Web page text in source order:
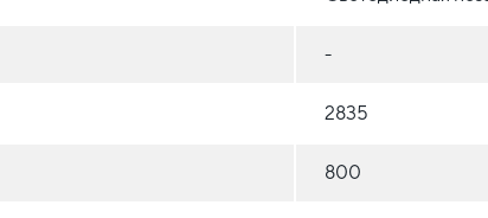
-
2835
800